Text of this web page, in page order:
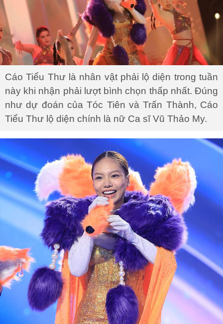
Cáo Tiểu Thư là nhân vật phải lộ diện trong tuần
này khi nhận phải lượt bình chọn thấp nhất. Đúng
như dự đoán của Tóc Tiên và Trấn Thành, Cáo
Tiểu Thư lộ diện chính là nữ Ca sĩ Vũ Thảo My.